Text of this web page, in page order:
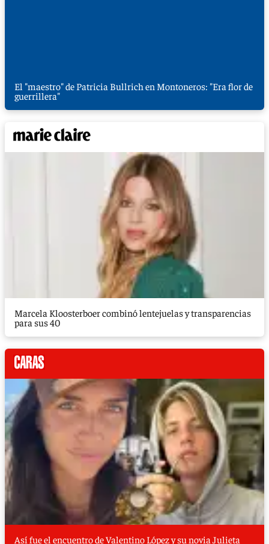
El "maestro" de Patricia Bullrich en Montoneros: "Era flor de
guerrillera"
Marcela Kloosterboer combinó lentejuelas y transparencias
para sus 40
Así fue el encuentro de Valentino López y su novia Julieta